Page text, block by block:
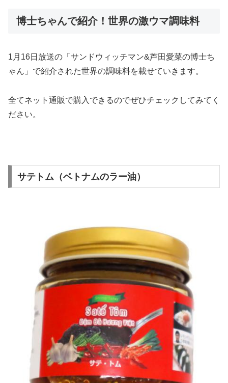
博士ちゃんで紹介！世界の激ウマ調味料
1月16日放送の「サンドウィッチマン&芦田愛菜の博士ち
ゃん」で紹介された世界の調味料を載せていきます。
全てネット通販で購入できるのでぜひチェックしてみてく
ださい。
サテトム（ベトナムのラー油）